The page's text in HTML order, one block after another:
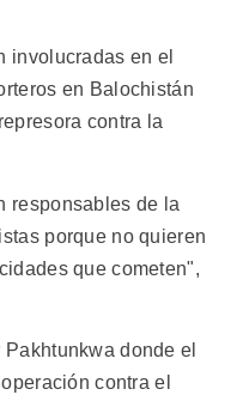
involucradas en el
en Balochistán
contra la
responsables de la
porque no quieren
que cometen",
donde el
contra el